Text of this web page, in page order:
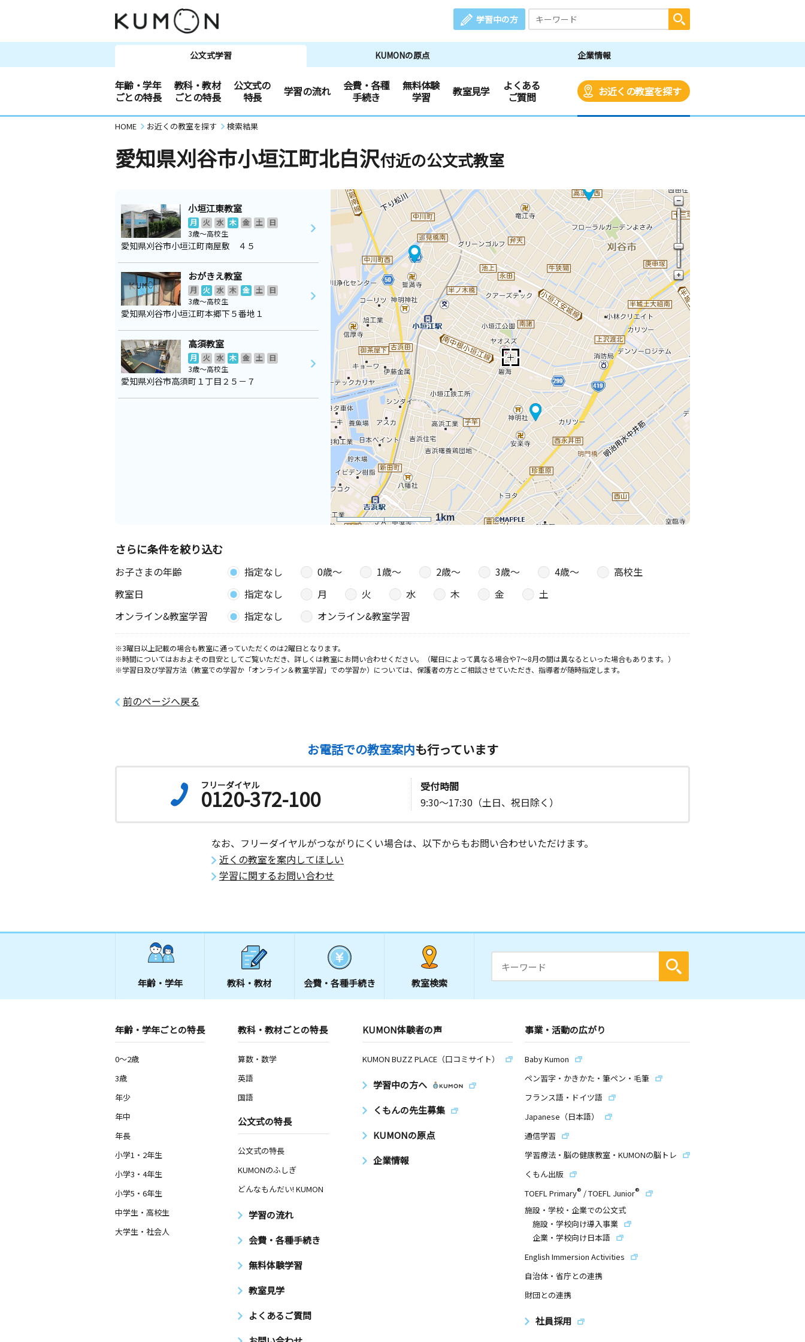
学習中の方
公文式学習 KUMONの原点 企業情報
年齢・学年
ごとの特長
教科・教材
ごとの特長
公文式の
特長
学習の流れ
会費・各種
手続き
無料体験
学習
教室見学
よくある
ご質問
お近くの教室を探す
HOME お近くの教室を探す 検索結果
愛知県刈谷市小垣江町北白沢付近の公文式教室
1km
小垣江東教室
月 火 水 木 金 土
日
3歳～高校生
愛知県刈谷市小垣江町南屋敷 ４５
おがきえ教室
月 火 水 木 金 土
日
3歳～高校生
愛知県刈谷市小垣江町本郷下５番地１
高須教室
月 火 水 木 金 土
日
3歳～高校生
愛知県刈谷市高須町１丁目２５－７
さらに条件を絞り込む
お子さまの年齢 指定なし 0歳〜 1歳〜 2歳〜 3歳〜 4歳〜
高校生
教室日
指定なし 月 火 水 木 金
土
オンライン&教室学習
指定なし オンライン&教室学習
※3曜日以上記載の場合も教室に通っていただくのは2曜日となります。
※時間についてはおおよその目安としてご覧いただき、詳しくは教室にお問い合わせください。（曜日によって異なる場合や7～8月の間は異なるといった場合もあります。）
※学習日及び学習方法（教室での学習か「オンライン＆教室学習」での学習か）については、保護者の方とご相談させていただき、指導者が随時指定します。
前のページへ戻る
お電話での教室案内も行っています
フリーダイヤル
0120-372-100
受付時間
9:30～17:30（土日、祝日除く）
なお、フリーダイヤルがつながりにくい場合は、以下からもお問い合わせいただけます。
近くの教室を案内してほしい
学習に関するお問い合わせ
年齢・学年 教科・教材 会費・ 各種手続き 教室検索
年齢・学年ごとの特長
0～2歳
3歳
年少
年中
年長
小学1・2年生
小学3・4年生
小学5・6年生
中学生・高校生
大学生・社会人
教科・教材ごとの特長
算数・数学
英語
国語
公文式の特長
公文式の特長
KUMONのふしぎ
どんなもんだい! KUMON
学習の流れ
会費・各種手続き
無料体験学習
教室見学
よくあるご質問
KUMON体験者の声
KUMON BUZZ PLACE（口コミサイト）
学習中の方へ
くもんの先生募集
KUMONの原点
企業情報
事業・活動の広がり
Baby Kumon
ペン習字・かきかた・筆ペン・毛筆
フランス語・ドイツ語
Japanese（日本語）
通信学習
学習療法・脳の健康教室・KUMONの脳トレ
くもん出版
TOEFL Primary® /TOEFL Junior®
施設・学校・企業での公文式
施設・学校向け導入事業
企業・学校向け日本語
English Immersion Activities
自治体・省庁との連携
財団との連携
社員採用